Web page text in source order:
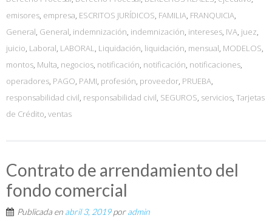
emisores, empresa, ESCRITOS JURÍDICOS, FAMILIA, FRANQUICIA,
General, General, indemnización, indemnización, intereses, IVA, juez,
juicio, Laboral, LABORAL, Liquidación, liquidación, mensual, MODELOS,
montos, Multa, negocios, notificación, notificación, notificaciones,
operadores, PAGO, PAMI, profesión, proveedor, PRUEBA,
responsabilidad civil, responsabilidad civil, SEGUROS, servicios, Tarjetas
de Crédito, ventas
Contrato de arrendamiento del
fondo comercial
Publicada en abril 3, 2019poradmin